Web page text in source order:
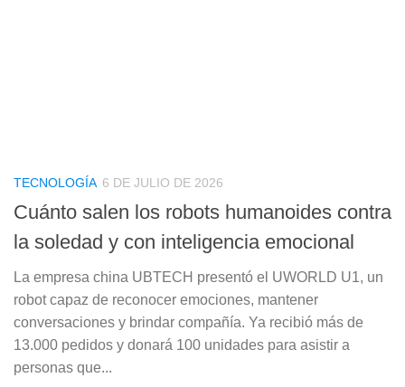
TECNOLOGÍA 6 DE JULIO DE 2026
Cuánto salen los robots humanoides contra
la soledad y con inteligencia emocional
La empresa china UBTECH presentó el UWORLD U1, un
robot capaz de reconocer emociones, mantener
conversaciones y brindar compañía. Ya recibió más de
13.000 pedidos y donará 100 unidades para asistir a
personas que...